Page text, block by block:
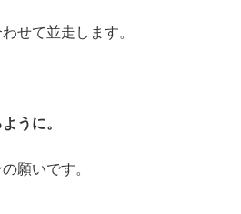
せて並走します。
うに。
願いです。